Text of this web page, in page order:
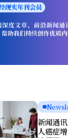
新闻通
人癌症